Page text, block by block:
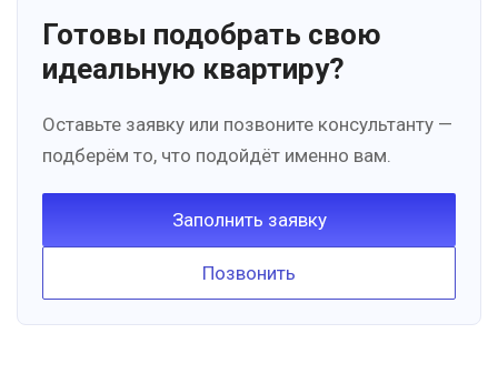
Готовы подобрать свою
идеальную квартиру?
Оставьте заявку или позвоните консультанту —
подберём то, что подойдёт именно вам.
Заполнить заявку
Позвонить